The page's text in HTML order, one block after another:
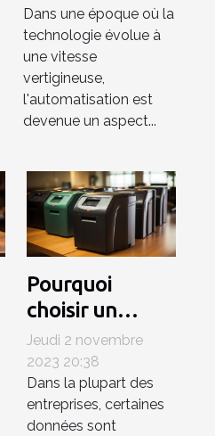
travail
Dans une époque où la
technologie évolue à
une vitesse
vertigineuse,
l'automatisation est
devenue un aspect...
Pourquoi
choisir un
destructeur de
documents
pour la
surpression des
Jeudi 2 novembre
2023 20:38
Dans la plupart des
entreprises, certaines
données sont